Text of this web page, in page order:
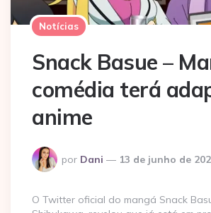
Notícias
Snack Basue –
comédia terá
anime
Postado
por
por Dani 13 de junho de
O Twitter oficial do mangá Snack